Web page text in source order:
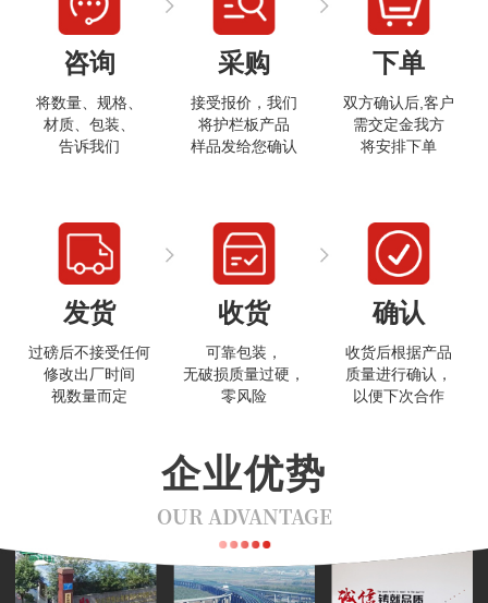
咨询
将数量、规格、
材质、包装、
告诉我们
采购
接受报价，我们
将护栏板产品
样品发给您确认
下单
双方确认后,客户
需交定金我方
将安排下单
发货
过磅后不接受任何
修改出厂时间
视数量而定
收货
可靠包装，
无破损质量过硬，
零风险
确认
收货后根据产品
质量进行确认，
以便下次合作
企业优势
OUR ADVANTAGE
打开微信